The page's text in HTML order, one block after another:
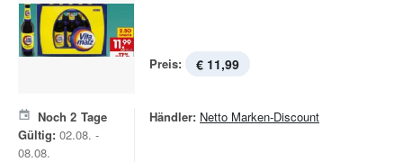
Preis: € 11,99
Noch 2 Tage
Gültig: 02.08. -
08.08.
Händler: Netto Marken-Discount